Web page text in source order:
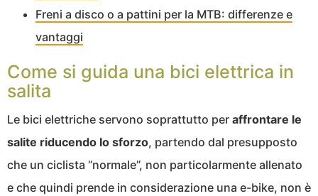
Freni a disco o a pattini per la MTB: differenze e
vantaggi
Come si guida una bici elettrica in
salita
Le bici elettriche servono soprattutto per affrontare le
salite riducendo lo sforzo, partendo dal presupposto
che un ciclista “normale”, non particolarmente allenato
e che quindi prende in considerazione una e-bike, non è